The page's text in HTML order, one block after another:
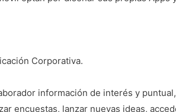
Corporativa.
información de interés y
encuestas, lanzar nuevas ideas,